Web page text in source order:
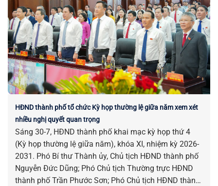
HĐND thành phố tổ chức Kỳ họp thường lệ giữa năm xem xét
nhiều nghị quyết quan trọng
Sáng 30-7, HĐND thành phố khai mạc kỳ họp thứ 4
(Kỳ họp thường lệ giữa năm), khóa XI, nhiệm kỳ 2026-
2031. Phó Bí thư Thành ủy, Chủ tịch HĐND thành phố
Nguyễn Đức Dũng; Phó Chủ tịch Thường trực HĐND
thành phố Trần Phước Sơn; Phó Chủ tịch HĐND thành